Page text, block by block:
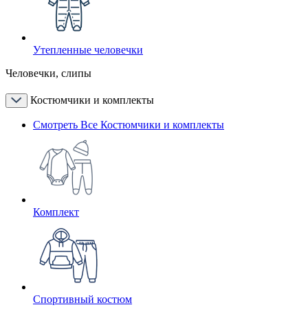
Утепленные человечки
Человечки, слипы
Костюмчики и комплекты
Смотреть Все Костюмчики и комплекты
Комплект
Спортивный костюм